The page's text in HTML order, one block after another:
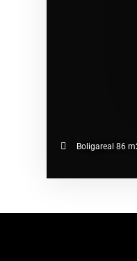
Boligareal 86